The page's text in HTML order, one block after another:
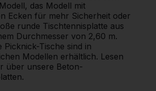
das Modell mit
Ecken für mehr Sicherheit oder
runde Tischtennisplatte aus
Durchmesser von 2,60 m.
Picknick-Tische sind in
Modellen erhältlich. Lesen
über unsere Beton-